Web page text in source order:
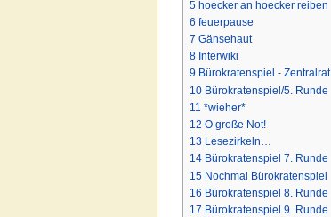
5 hoecker an hoecker reiben
6 feuerpause
7 Gänsehaut
8 Interwiki
9 Bürokratenspiel - Zentralrat
10 Bürokratenspiel/5. Runde
11 *wieher*
12 O große Not!
13 Lesezirkeln…
14 Bürokratenspiel 7. Runde
15 Nochmal Bürokratenspiel
16 Bürokratenspiel 8. Runde
17 Bürokratenspiel 9. Runde